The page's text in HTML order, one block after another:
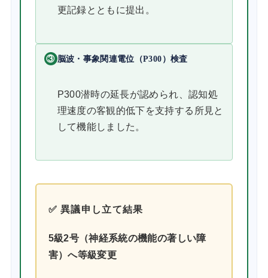
更記録とともに提出。
③ 脳波・事象関連電位（P300）検査
P300潜時の延長が認められ、認知処
理速度の客観的低下を支持する所見と
して機能しました。
✅ 異議申し立て結果
5級2号（神経系統の機能の著しい障
害）へ等級変更